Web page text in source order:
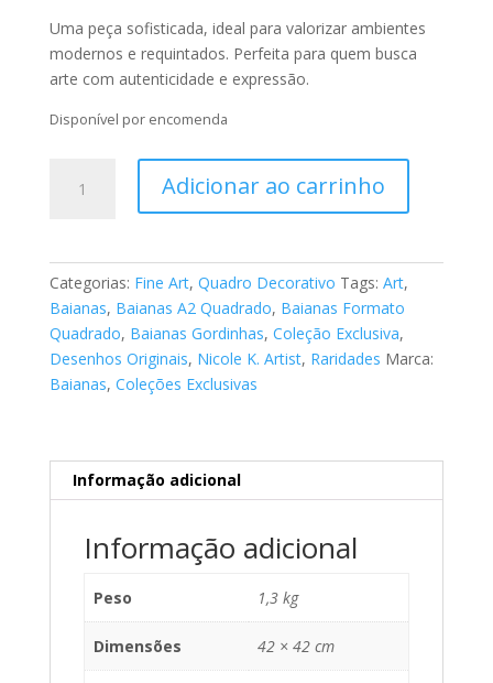
Uma peça sofisticada, ideal para valorizar ambientes
modernos e requintados. Perfeita para quem busca
arte com autenticidade e expressão.
Disponível por encomenda
Adicionar ao carrinho
Categorias: Fine Art, Quadro Decorativo Tags: Art,
Baianas, Baianas A2 Quadrado, Baianas Formato
Quadrado, Baianas Gordinhas, Coleção Exclusiva,
Desenhos Originais, Nicole K. Artist, Raridades Marca:
Baianas, Coleções Exclusivas
Informação adicional
Informação adicional
Peso 1,3 kg
Dimensões 42 × 42 cm